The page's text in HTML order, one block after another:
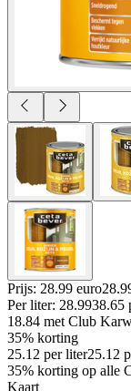
Prijs: 28.99 euro28.
Per liter: 28.9938.65
18.84 met Club
35% korting
25.12 per liter25.12
35% korting op alle
Kaart